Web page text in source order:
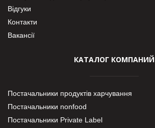
Відгуки
Контакти
Вакансії
КАТАЛОГ КОМПАНИЙ
Постачальники продуктів харчування
Постачальники nonfood
Постачальники Private Label